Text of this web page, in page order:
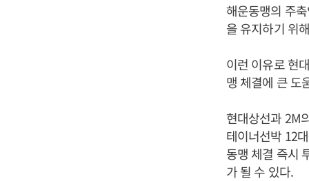
해운동맹의 주
을 유지하기 위
이런 이유로 현
맹 체결에 큰 도
현대상선과 2M
테이너선박 12
동맹 체결 즉시
가 될 수 있다.